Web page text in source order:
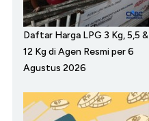
Daftar Harga LPG 3 Kg, 5,5 &
12 Kg di Agen Resmi per 6
Agustus 2026